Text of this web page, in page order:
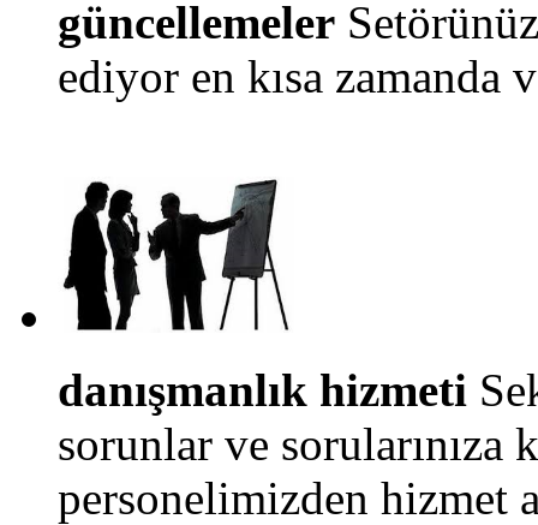
güncellemeler
ediyor en kısa zamanda
danışmanlık hizmeti
sorunlar ve sorularınıza
personelimizden hizmet